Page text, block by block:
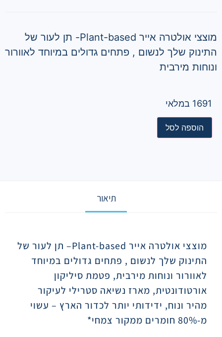
מוצצי אולטרה אייר Plant-based- תן לעור של
התינוק שלך לנשום , פתחים גדולים במיוחד לאוורור
ונוחות מירבית
1691 במלאי
הוספה לסל
תיאור
מוצצי אולטרה אייר Plant-based– תן לעור של
התינוק שלך לנשום , פתחים גדולים במיוחד
לאוורור ונוחות מירבית, פטמת סיליקון
אורטודונטית, מארז נשיאה סטרילי לעיקור
מהיר ונוח, ידידותי יותר לכדור הארץ – עשוי
מ-80% חומרים ממקור צמחי*